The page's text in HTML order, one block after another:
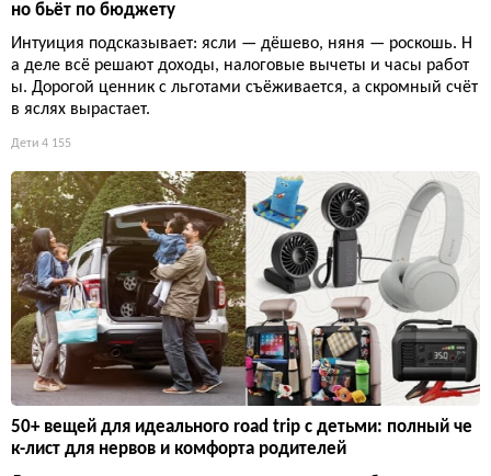
но бьёт по бюджету
Интуиция подсказывает: ясли — дёшево, няня — роскошь. Н
а деле всё решают доходы, налоговые вычеты и часы работ
ы. Дорогой ценник с льготами съёживается, а скромный счёт
в яслях вырастает.
Дети 4 155
50+ вещей для идеального road trip с детьми: полный че
к-лист для нервов и комфорта родителей